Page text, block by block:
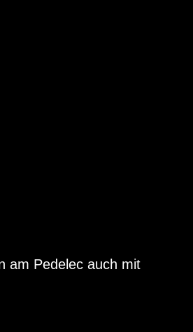
am Pedelec auch mit